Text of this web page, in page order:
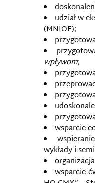
udział w
(MNIOE);
wpływom;
wsparcie
wykłady i
wsparcie